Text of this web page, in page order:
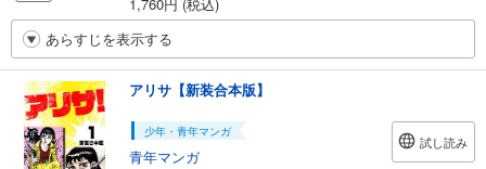
あらすじを表示する
アリサ【新装合本版】
少年・青年マンガ
青年マンガ
試し読み